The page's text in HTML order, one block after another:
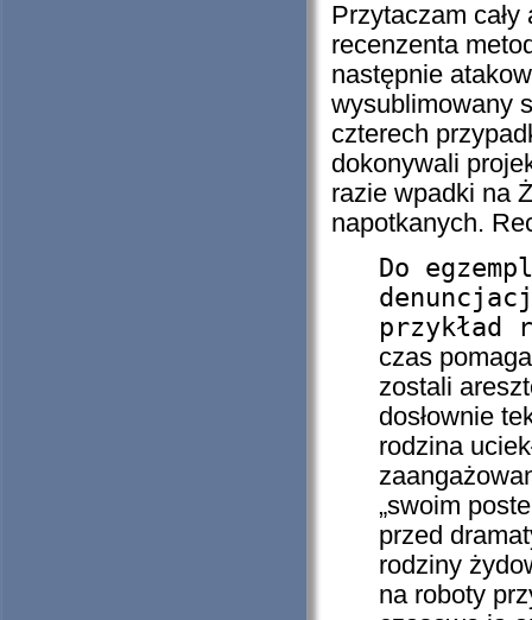
Przytaczam
recenzenta
następnie
wysublimowany
czterech
dokonywali
razie wpadki na
napotkanych.
Do
przykład
czas
zostali
dosłownie
rodzina
„swoim
przed
rodziny
na roboty